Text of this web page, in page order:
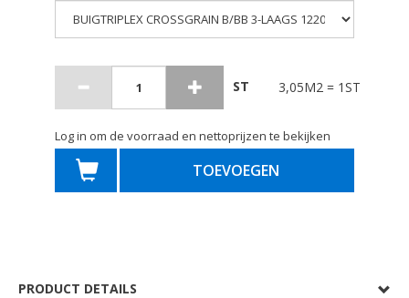
ST 3,05M2 = 1ST
Log in om de voorraad en nettoprijzen te bekijken
TOEVOEGEN
PRODUCT DETAILS